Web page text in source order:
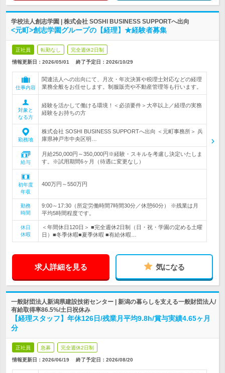
学校法人創志学園 | 株式会社 SOSHI BUSINESS SUPPORTへ出向
<元町>創志学園グループの【経理】★経験者募集
正社員 転勤なし 完全週休2日制
情報更新日：2026/05/01 終了予定日： 2026/10/29
仕事内容
関連法人への出向にて、月次・年次決算や税理士対応などの経理
業務全般をお任せします。制服販売や不動産管理等も行います。
対象と
なる方
経験を活かして働ける環境！＜必須要件＞大卒以上／経理の実務
経験をお持ちの方
勤務地
株式会社 SOSHI BUSINESS SUPPORTへ出向 ＜元町事務所＞ 兵
庫県神戸市中央区明…
給与
月給250,000円～350,000円※経験・スキルを考慮し決定いたしま
す。※試用期間6ヶ月（待遇に変更なし）
初年度
年収
400万円～550万円
勤務
時間
9:00～17:30（所定労働時間7時間30分／休憩60分） ※残業は月
平均5時間程度です。
休日
休暇
＜年間休日120日＞ ■完全週休2日制（日・祝・学園の定める土曜
日）■冬季休暇■夏季休暇 ■有給休暇…
求人詳細を見る 気になる
一般財団法人新潟県建設技術センター | 新潟の暮らしを支える一般財団法人/
有給取得率86.5%/土日祝休み
【経理スタッフ】年休126日/残業月平均9.8h/賞与実績4.65ヶ月
分
正社員 急募 完全週休2日制
情報更新日：2026/06/19 終了予定日： 2026/08/20